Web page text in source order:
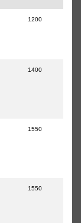
1200
1400
1550
1550